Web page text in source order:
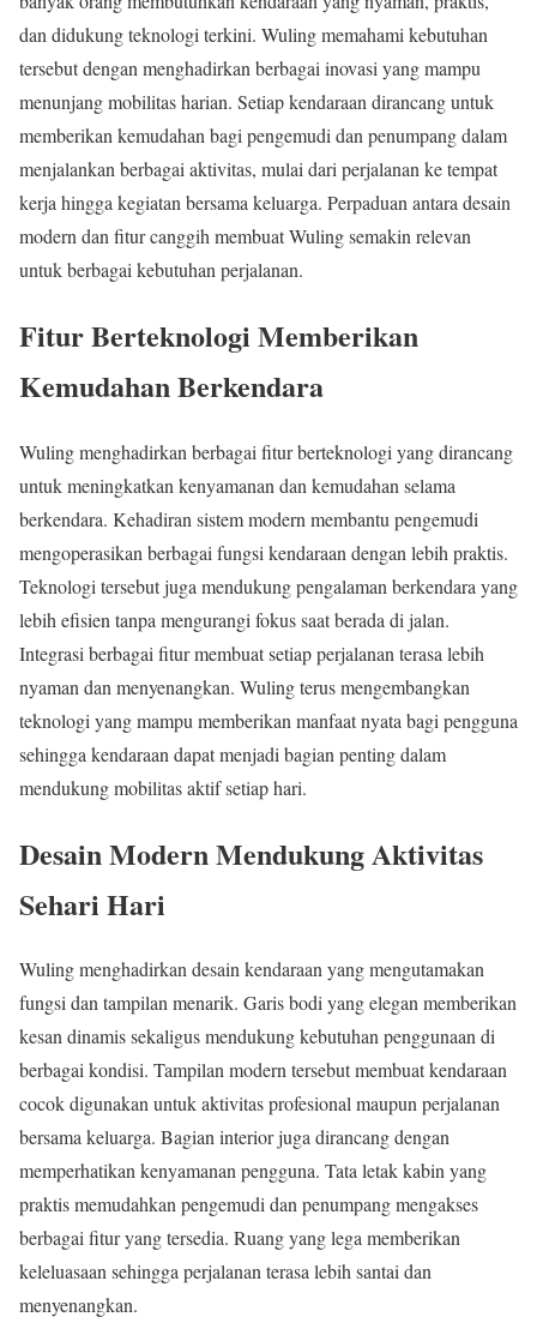
dan didukung teknologi terkini. Wuling memahami kebutuhan
tersebut dengan menghadirkan berbagai inovasi yang mampu
menunjang mobilitas harian. Setiap kendaraan dirancang untuk
memberikan kemudahan bagi pengemudi dan penumpang dalam
menjalankan berbagai aktivitas, mulai dari perjalanan ke tempat
kerja hingga kegiatan bersama keluarga. Perpaduan antara desain
modern dan fitur canggih membuat Wuling semakin relevan
untuk berbagai kebutuhan perjalanan.
Fitur Berteknologi Memberikan
Kemudahan Berkendara
Wuling menghadirkan berbagai fitur berteknologi yang dirancang
untuk meningkatkan kenyamanan dan kemudahan selama
berkendara. Kehadiran sistem modern membantu pengemudi
mengoperasikan berbagai fungsi kendaraan dengan lebih praktis.
Teknologi tersebut juga mendukung pengalaman berkendara yang
lebih efisien tanpa mengurangi fokus saat berada di jalan.
Integrasi berbagai fitur membuat setiap perjalanan terasa lebih
nyaman dan menyenangkan. Wuling terus mengembangkan
teknologi yang mampu memberikan manfaat nyata bagi pengguna
sehingga kendaraan dapat menjadi bagian penting dalam
mendukung mobilitas aktif setiap hari.
Desain Modern Mendukung Aktivitas
Sehari Hari
Wuling menghadirkan desain kendaraan yang mengutamakan
fungsi dan tampilan menarik. Garis bodi yang elegan memberikan
kesan dinamis sekaligus mendukung kebutuhan penggunaan di
berbagai kondisi. Tampilan modern tersebut membuat kendaraan
cocok digunakan untuk aktivitas profesional maupun perjalanan
bersama keluarga. Bagian interior juga dirancang dengan
memperhatikan kenyamanan pengguna. Tata letak kabin yang
praktis memudahkan pengemudi dan penumpang mengakses
berbagai fitur yang tersedia. Ruang yang lega memberikan
keleluasaan sehingga perjalanan terasa lebih santai dan
menyenangkan.